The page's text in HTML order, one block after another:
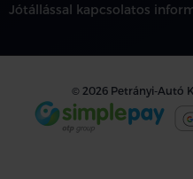
Jótállással kapcsolatos
© 2026 Petrányi-Autó